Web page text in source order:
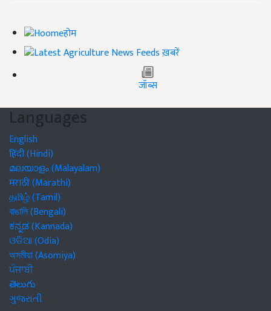
होम
ख़बरें
जॉब्स
Languages
English
हिंदी (Hindi)
മലയാളം (Malayalam)
मराठी (Marathi)
தமிழ் (Tamil)
বাঙালি (Bengali)
ಕನ್ನಡ (Kannada)
ଓଡିଆ (Odia)
অসমীয়া (Asomiya)
ਪੰਜਾਬੀ
తెలుగు
ગુજરાતી